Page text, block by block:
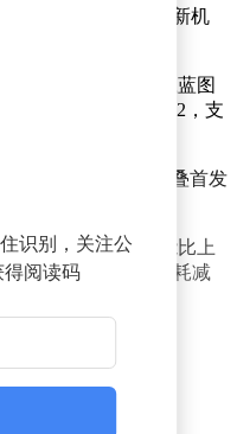
日19:00举行，这款新机
级潜望长焦，搭载蓝图
的vivo蔡司增距镜G2，支
色彩风格。
发光材料，其中折叠首发
更高，功耗更低。
器，NPU峰值性能比上
，算力翻倍，功耗减
适配。
识别，关注公
得阅读码